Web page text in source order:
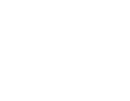
vs. UK (para 49),